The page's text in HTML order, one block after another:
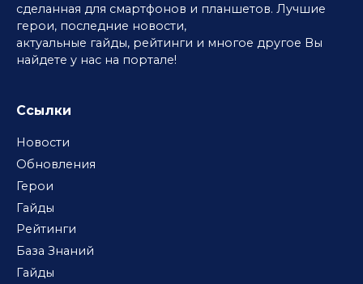
сделанная для смартфонов и планшетов. Лучшие
герои, последние новости,
актуальные гайды, рейтинги и многое другое Вы
найдете у нас на портале!
Ссылки
Новости
Обновления
Герои
Гайды
Рейтинги
База Знаний
Гайды